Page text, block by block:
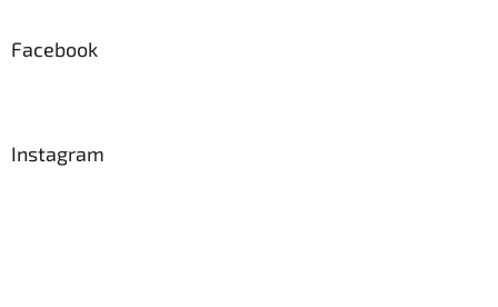
Facebook
Instagram